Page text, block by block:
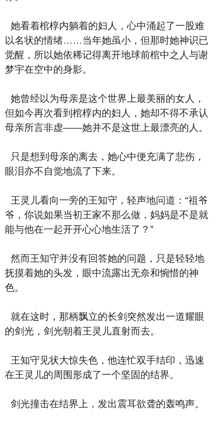
她看着棺椁内躺着的妇人，心中涌起了一股难
以名状的情绪……当年她虽小，但那时她神识已
觉醒，所以她依稀记得离开地球前棺中之人与谢
梦宇在空中的身影。
她曾经以为母亲是这个世界上最美丽的女人，
但如今再次看到棺椁内的妇人，她却不得不承认
母亲所言非虚——她并不是这世上最漂亮的人。
只是想到母亲的离去，她心中便充满了悲伤，
眼泪亦不自觉地流了下来。
王灵儿看向一旁的王知守，轻声地问道：“祖爷
爷，你说如果当初王家不那么做，妈妈是不是就
能与他在一起开开心心地生活了？”
然而王知守并没有回答她的问题，只是轻轻地
抚摸着她的头发，眼中流露出无奈和惋惜的神
色。
就在这时，那柄飘立的长剑突然发出一道耀眼
的剑光，剑光朝着王灵儿直射而去。
王知守见状大惊失色，他连忙双手结印，迅速
在王灵儿的周围形成了一个坚固的结界。
剑光撞击在结界上，发出震耳欲聋的轰鸣声。